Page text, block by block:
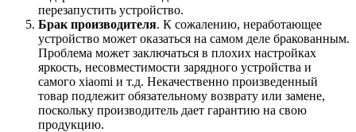
перезапустить устройство.
Брак производителя. К сожалению, неработающее
устройство может оказаться на самом деле бракованным.
Проблема может заключаться в плохих настройках
яркость, несовместимости зарядного устройства и
самого xiaomi и т.д. Некачественно произведенный
товар подлежит обязательному возврату или замене,
поскольку производитель дает гарантию на свою
продукцию.